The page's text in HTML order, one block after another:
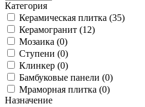
Категория
Керамическая плитка (35)
Керамогранит (12)
Мозаика (0)
Ступени (0)
Клинкер (0)
Бамбуковые панели (0)
Мраморная плитка (0)
Назначение